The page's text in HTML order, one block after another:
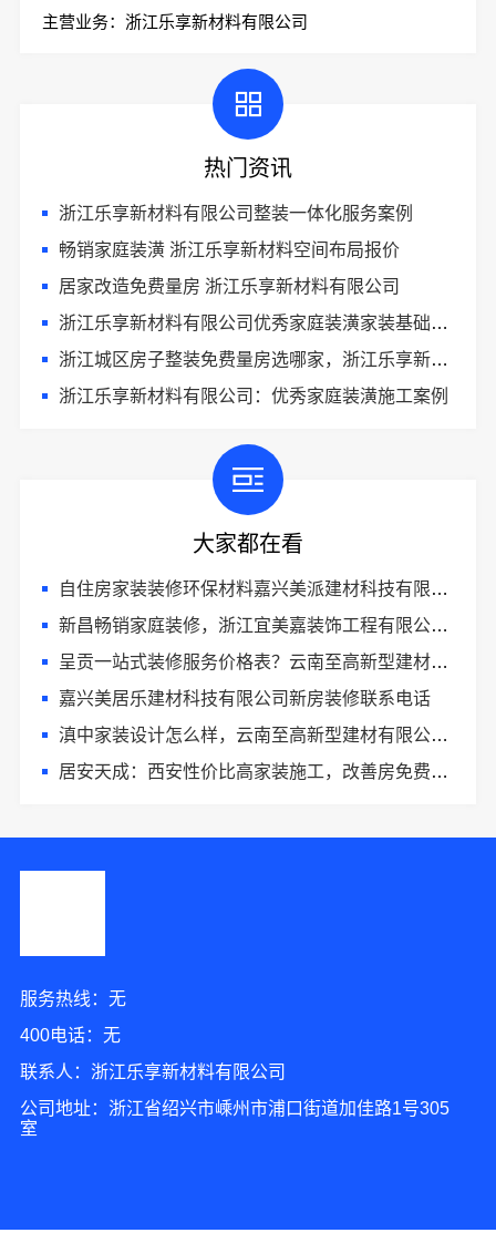
主营业务：浙江乐享新材料有限公司
热门资讯
浙江乐享新材料有限公司整装一体化服务案例
畅销家庭装潢 浙江乐享新材料空间布局报价
居家改造免费量房 浙江乐享新材料有限公司
浙江乐享新材料有限公司优秀家庭装潢家装基础工程施工案例
浙江城区房子整装免费量房选哪家，浙江乐享新材料有限公司
浙江乐享新材料有限公司：优秀家庭装潢施工案例
大家都在看
自住房家装装修环保材料嘉兴美派建材科技有限公司
新昌畅销家庭装修，浙江宜美嘉装饰工程有限公司品质保证
呈贡一站式装修服务价格表？云南至高新型建材有限公司
嘉兴美居乐建材科技有限公司新房装修联系电话
滇中家装设计怎么样，云南至高新型建材有限公司口碑之选
居安天成：西安性价比高家装施工，改善房免费量房
服务热线：无
400电话：无
联系人：浙江乐享新材料有限公司
公司地址：浙江省绍兴市嵊州市浦口街道加佳路1号305
室
10分钟前 钟女士 正在咨询